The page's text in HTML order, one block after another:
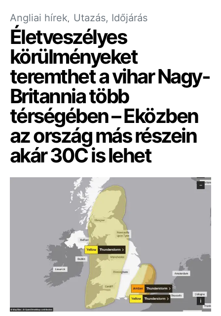
Angliai hírek Utazás, Időjárás
Életveszélyes
körülményeket
teremthet a vihar Nagy-
Britannia több
térségében – Eközben
az ország más részein
akár 30C is lehet